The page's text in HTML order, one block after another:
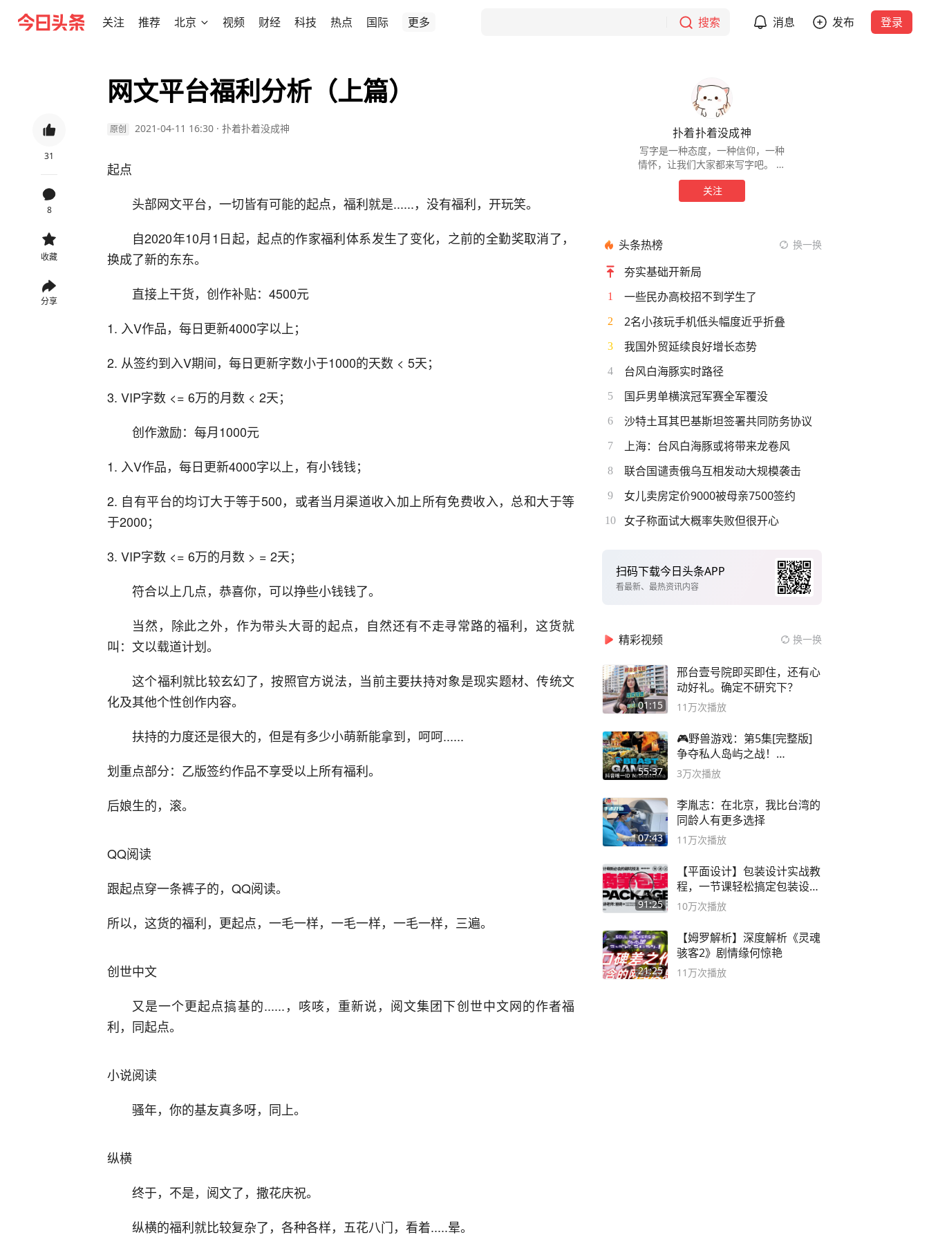
关注 推荐 北京 视频 财经 科技 热点 国际 更多 搜索 消息 发布 登录
31
8
收藏
分享
网文平台福利分析（上篇）
原创 2021-04-11 16:30 · 扑着扑着没成神
起点
头部网文平台，一切皆有可能的起点，福利就是......，没有福利，开玩笑。
自2020年10月1日起，起点的作家福利体系发生了变化，之前的全勤奖取消了，
换成了新的东东。
直接上干货，创作补贴：4500元
1. 入V作品，每日更新4000字以上；
2. 从签约到入V期间，每日更新字数小于1000的天数 < 5天；
3. VIP字数 <= 6万的月数 < 2天；
创作激励：每月1000元
1. 入V作品，每日更新4000字以上，有小钱钱；
2. 自有平台的均订大于等于500，或者当月渠道收入加上所有免费收入，总和大于等
于2000；
3. VIP字数 <= 6万的月数 > = 2天；
符合以上几点，恭喜你，可以挣些小钱钱了。
当然，除此之外，作为带头大哥的起点，自然还有不走寻常路的福利，这货就
叫：文以载道计划。
这个福利就比较玄幻了，按照官方说法，当前主要扶持对象是现实题材、传统文
化及其他个性创作内容。
扶持的力度还是很大的，但是有多少小萌新能拿到，呵呵......
划重点部分：乙版签约作品不享受以上所有福利。
后娘生的，滚。
QQ阅读
跟起点穿一条裤子的，QQ阅读。
所以，这货的福利，更起点，一毛一样，一毛一样，一毛一样，三遍。
创世中文
又是一个更起点搞基的......，咳咳，重新说，阅文集团下创世中文网的作者福
利，同起点。
小说阅读
骚年，你的基友真多呀，同上。
纵横
终于，不是，阅文了，撒花庆祝。
纵横的福利就比较复杂了，各种各样，五花八门，看着.....晕。
扑着扑着没成神
写字是一种态度，一种信仰，一种
情怀，让我们大家都来写字吧。 咳
咳……，凡尔赛结束，其实就是个网
文死扑街。
关注
头条热榜 换一换
夯实基础开新局
1 一些民办高校招不到学生了
2 2名小孩玩手机低头幅度近乎折叠
3 我国外贸延续良好增长态势
4 台风白海豚实时路径
5 国乒男单横滨冠军赛全军覆没
6 沙特土耳其巴基斯坦签署共同防务协议
7 上海：台风白海豚或将带来龙卷风
8 联合国谴责俄乌互相发动大规模袭击
9 女儿卖房定价9000被母亲7500签约
10 女子称面试大概率失败但很开心
扫码下载今日头条APP
看最新、最热资讯内容
精彩视频 换一换
01:15
邢台壹号院即买即住，还有心
动好礼。确定不研究下？
11万次播放
55:37
🎮野兽游戏：第5集[完整版]
争夺私人岛屿之战！
#MrBeastChina
3万次播放
07:43
李胤志：在北京，我比台湾的
同龄人有更多选择
11万次播放
91:25
【平面设计】包装设计实战教
程，一节课轻松搞定包装设计
流程！
10万次播放
21:25
【姆罗解析】深度解析《灵魂
骇客2》剧情缘何惊艳
11万次播放